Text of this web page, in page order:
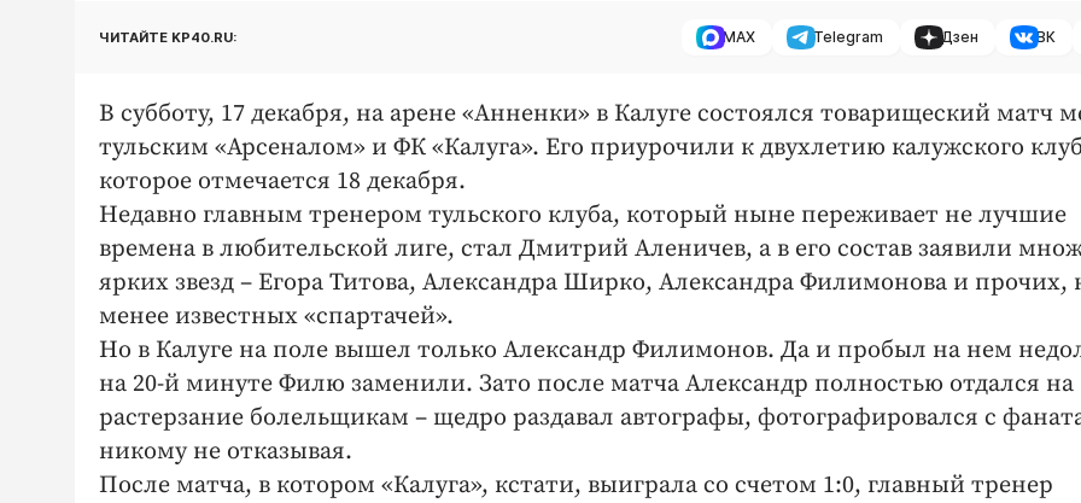
ЧИТАЙТЕ KP40.RU: MAX Telegram Дзен ВК
В субботу, 17 декабря, на арене «Анненки» в Калуге состоялся товарищеский матч
тульским «Арсеналом» и ФК «Калуга». Его приурочили к двухлетию калужского
которое отмечается 18 декабря.
Недавно главным тренером тульского клуба, который ныне переживает не лучшие
времена в любительской лиге, стал Дмитрий Аленичев, а в его состав заявили
ярких звезд – Егора Титова, Александра Ширко, Александра Филимонова и прочих,
менее известных «спартачей».
Но в Калуге на поле вышел только Александр Филимонов. Да и пробыл на нем
на 20-й минуте Филю заменили. Зато после матча Александр полностью отдался на
растерзание болельщикам – щедро раздавал автографы, фотографировался с
никому не отказывая.
После матча, в котором «Калуга», кстати, выиграла со счетом 1:0, главный тренер